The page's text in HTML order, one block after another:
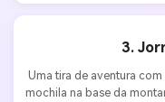
3.
Uma tira de aventura
mochila na base da